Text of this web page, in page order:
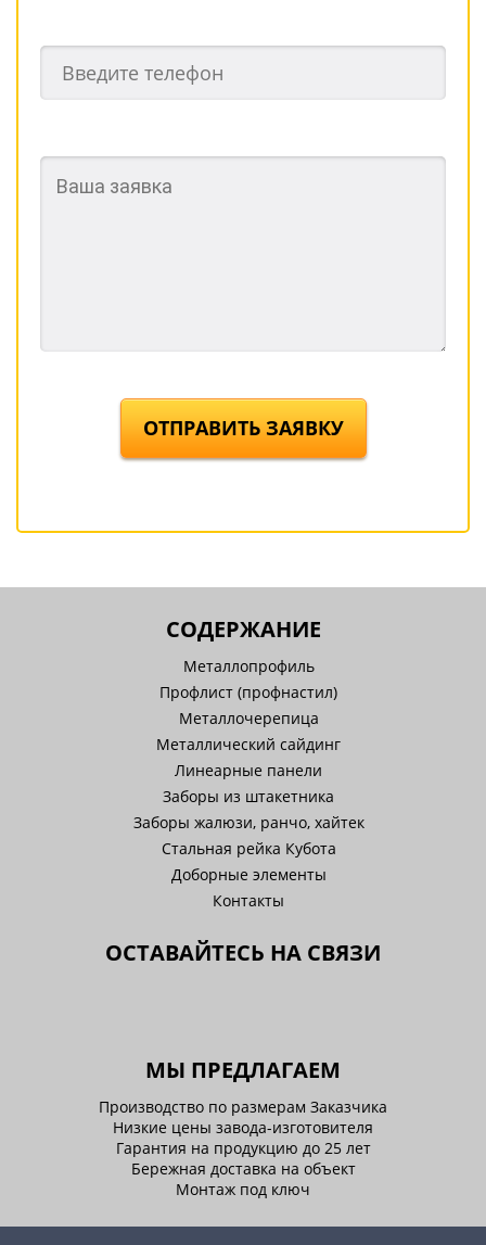
ОТПРАВИТЬ ЗАЯВКУ
СОДЕРЖАНИЕ
Металлопрофиль
Профлист (профнастил)
Металлочерепица
Металлический сайдинг
Линеарные панели
Заборы из штакетника
Заборы жалюзи, ранчо, хайтек
Стальная рейка Кубота
Доборные элементы
Контакты
ОСТАВАЙТЕСЬ НА СВЯЗИ
МЫ ПРЕДЛАГАЕМ
Производство по размерам Заказчика
Низкие цены завода-изготовителя
Гарантия на продукцию до 25 лет
Бережная доставка на объект
Монтаж под ключ